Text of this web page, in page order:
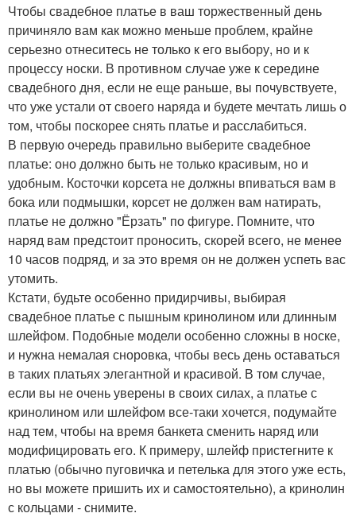
Чтобы свадебное платье в ваш торжественный день
причиняло вам как можно меньше проблем, крайне
серьезно отнеситесь не только к его выбору, но и к
процессу носки. В противном случае уже к середине
свадебного дня, если не еще раньше, вы почувствуете,
что уже устали от своего наряда и будете мечтать лишь о
том, чтобы поскорее снять платье и расслабиться.
В первую очередь правильно выберите свадебное
платье: оно должно быть не только красивым, но и
удобным. Косточки корсета не должны впиваться вам в
бока или подмышки, корсет не должен вам натирать,
платье не должно "Ёрзать" по фигуре. Помните, что
наряд вам предстоит проносить, скорей всего, не менее
10 часов подряд, и за это время он не должен успеть вас
утомить.
Кстати, будьте особенно придирчивы, выбирая
свадебное платье с пышным кринолином или длинным
шлейфом. Подобные модели особенно сложны в носке,
и нужна немалая сноровка, чтобы весь день оставаться
в таких платьях элегантной и красивой. В том случае,
если вы не очень уверены в своих силах, а платье с
кринолином или шлейфом все-таки хочется, подумайте
над тем, чтобы на время банкета сменить наряд или
модифицировать его. К примеру, шлейф пристегните к
платью (обычно пуговичка и петелька для этого уже есть,
но вы можете пришить их и самостоятельно), а кринолин
с кольцами - снимите.